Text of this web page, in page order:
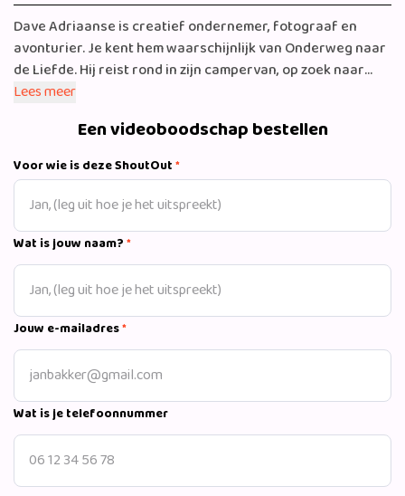
Dave Adriaanse is creatief ondernemer, fotograaf en
avonturier. Je kent hem waarschijnlijk van Onderweg naar
de Liefde. Hij reist rond in zijn campervan, op zoek naar
toffe plekken, bijzondere ontmoetingen en nieuwe
hij je ook graag met een persoonlijke videoboodschap vol
energie en aandacht.
Lees meer
Een videoboodschap bestellen
Voor wie is deze ShoutOut*
Wat is jouw naam?*
Jouw e-mailadres*
Wat is je telefoonnummer